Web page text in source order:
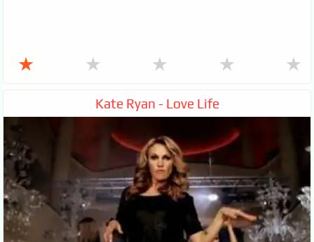
★ ★ ★ ★ ★
Kate Ryan - Love Life